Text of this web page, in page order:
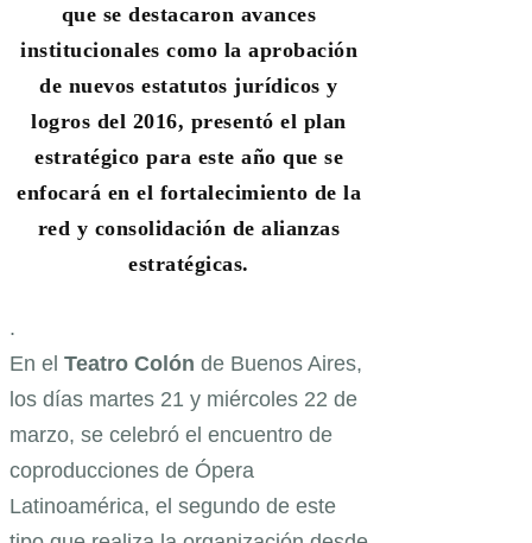
que se destacaron avances
institucionales como la aprobación
de nuevos estatutos jurídicos y
logros del 2016, presentó el plan
estratégico para este año que se
enfocará en el fortalecimiento de la
red y consolidación de alianzas
estratégicas.
.
En el Teatro Colón de Buenos Aires,
los días martes 21 y miércoles 22 de
marzo, se celebró el encuentro de
coproducciones de Ópera
Latinoamérica, el segundo de este